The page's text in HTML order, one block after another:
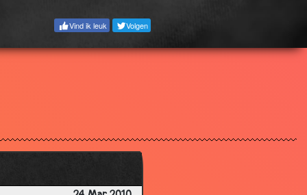
Vind ik leuk Volgen
2.87
3.89
3.81